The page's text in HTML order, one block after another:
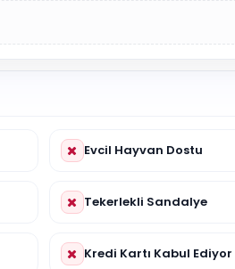
Evcil Hayvan Dostu
Tekerlekli Sandalye
Kredi Kartı Kabul Ediyor